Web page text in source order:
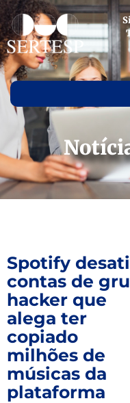
Spotify
contas de
hacker que
alega ter
copiado
milhões de
músicas da
plataforma